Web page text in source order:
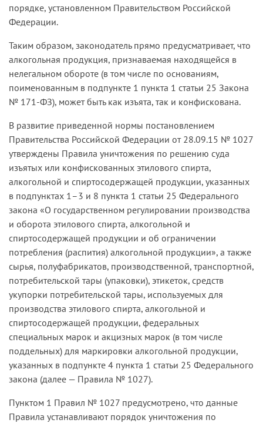
порядке, установленном Правительством Российской
Федерации.
Таким образом, законодатель прямо предусматривает, что
алкогольная продукция, признаваемая находящейся в
нелегальном обороте (в том числе по основаниям,
поименованным в подпункте 1 пункта 1 статьи 25 Закона
№ 171-ФЗ), может быть как изъята, так и конфискована.
В развитие приведенной нормы постановлением
Правительства Российской Федерации от 28.09.15 № 1027
утверждены Правила уничтожения по решению суда
изъятых или конфискованных этилового спирта,
алкогольной и спиртосодержащей продукции, указанных
в подпунктах 1–3 и 8 пункта 1 статьи 25 Федерального
закона «О государственном регулировании производства
и оборота этилового спирта, алкогольной и
спиртосодержащей продукции и об ограничении
потребления (распития) алкогольной продукции», а также
сырья, полуфабрикатов, производственной, транспортной,
потребительской тары (упаковки), этикеток, средств
укупорки потребительской тары, используемых для
производства этилового спирта, алкогольной и
спиртосодержащей продукции, федеральных
специальных марок и акцизных марок (в том числе
поддельных) для маркировки алкогольной продукции,
указанных в подпункте 4 пункта 1 статьи 25 Федерального
закона (далее — Правила № 1027).
Пунктом 1 Правил № 1027 предусмотрено, что данные
Правила устанавливают порядок уничтожения по